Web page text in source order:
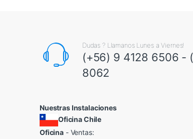
Dudas ? Llamanos Lunes a Viernes!
(+56) 9 4128 6506 -
8062
Nuestras Instalaciones
Oficina Chile
Oficina - Ventas: